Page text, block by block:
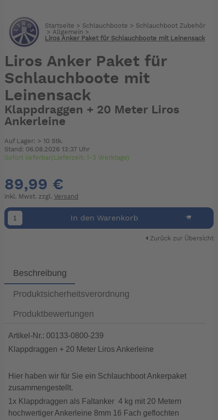
Startseite > Schlauchboote > Schlauchboot Zubehör
>Allgemein >
Liros Anker Paket für Schlauchboote mit Leinensack
Liros Anker Paket für
Schlauchboote mit
Leinensack
Klappdraggen + 20 Meter Liros
Ankerleine
Auf Lager: > 10 Stk.
Stand: 06.08.2026 13:37 Uhr
Sofort lieferbar(Lieferzeit: 1-3 Werktage)
89,99 €
inkl. Mwst. zzgl. Versand
In den Warenkorb
Zurück zur Übersicht
Beschreibung
Produktsicherheitsverordnung
Produktbewertungen
Artikel-Nr.: 00133-0800-239
Klappdraggen + 20 Meter Liros Ankerleine
Hier haben wir für Sie ein Schlauchboot Ankerpaket
zusammengestellt.
1x Klappdraggen als Faltanker 4 kg mit 20 Metern
hochwertiger Ankerleine 8mm 16 Fach geflochten